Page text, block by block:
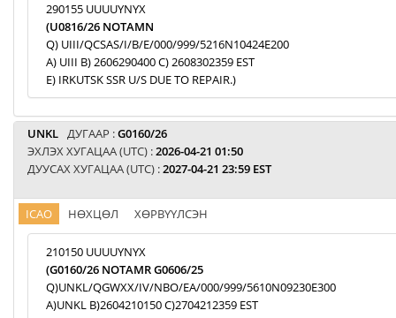
290155 UUUUYNYX
(U0816/26 NOTAMN
Q) UIII/QCSAS/I/B/E/000/999/5216N10424E200
A) UIII B) 2606290400 C) 2608302359 EST
E) IRKUTSK SSR U/S DUE TO REPAIR.)
UNKL ДУГААР :G0160/26
ЭХЛЭХ ХУГАЦАА (UTC) :2026-04-21 01:50
ДУУСАХ ХУГАЦАА (UTC) :2027-04-21 23:59 EST
ICAO НӨХЦӨЛ ХӨРВҮҮЛСЭН
210150 UUUUYNYX
(G0160/26 NOTAMR G0606/25
Q)UNKL/QGWXX/IV/NBO/EA/000/999/5610N09230E300
A)UNKL B)2604210150 C)2704212359 EST